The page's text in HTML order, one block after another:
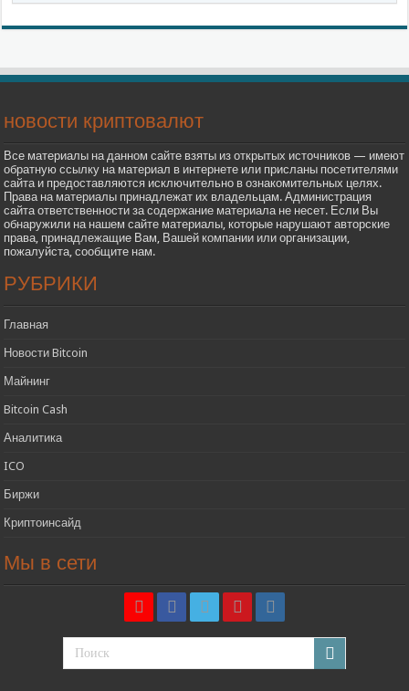
новости криптовалют
Все материалы на данном сайте взяты из открытых источников — имеют
обратную ссылку на материал в интернете или присланы посетителями
сайта и предоставляются исключительно в ознакомительных целях.
Права на материалы принадлежат их владельцам. Администрация
сайта ответственности за содержание материала не несет. Если Вы
обнаружили на нашем сайте материалы, которые нарушают авторские
права, принадлежащие Вам, Вашей компании или организации,
пожалуйста, сообщите нам.
РУБРИКИ
Главная
Новости Bitcoin
Майнинг
Bitcoin Cash
Аналитика
ICO
Биржи
Криптоинсайд
Мы в сети